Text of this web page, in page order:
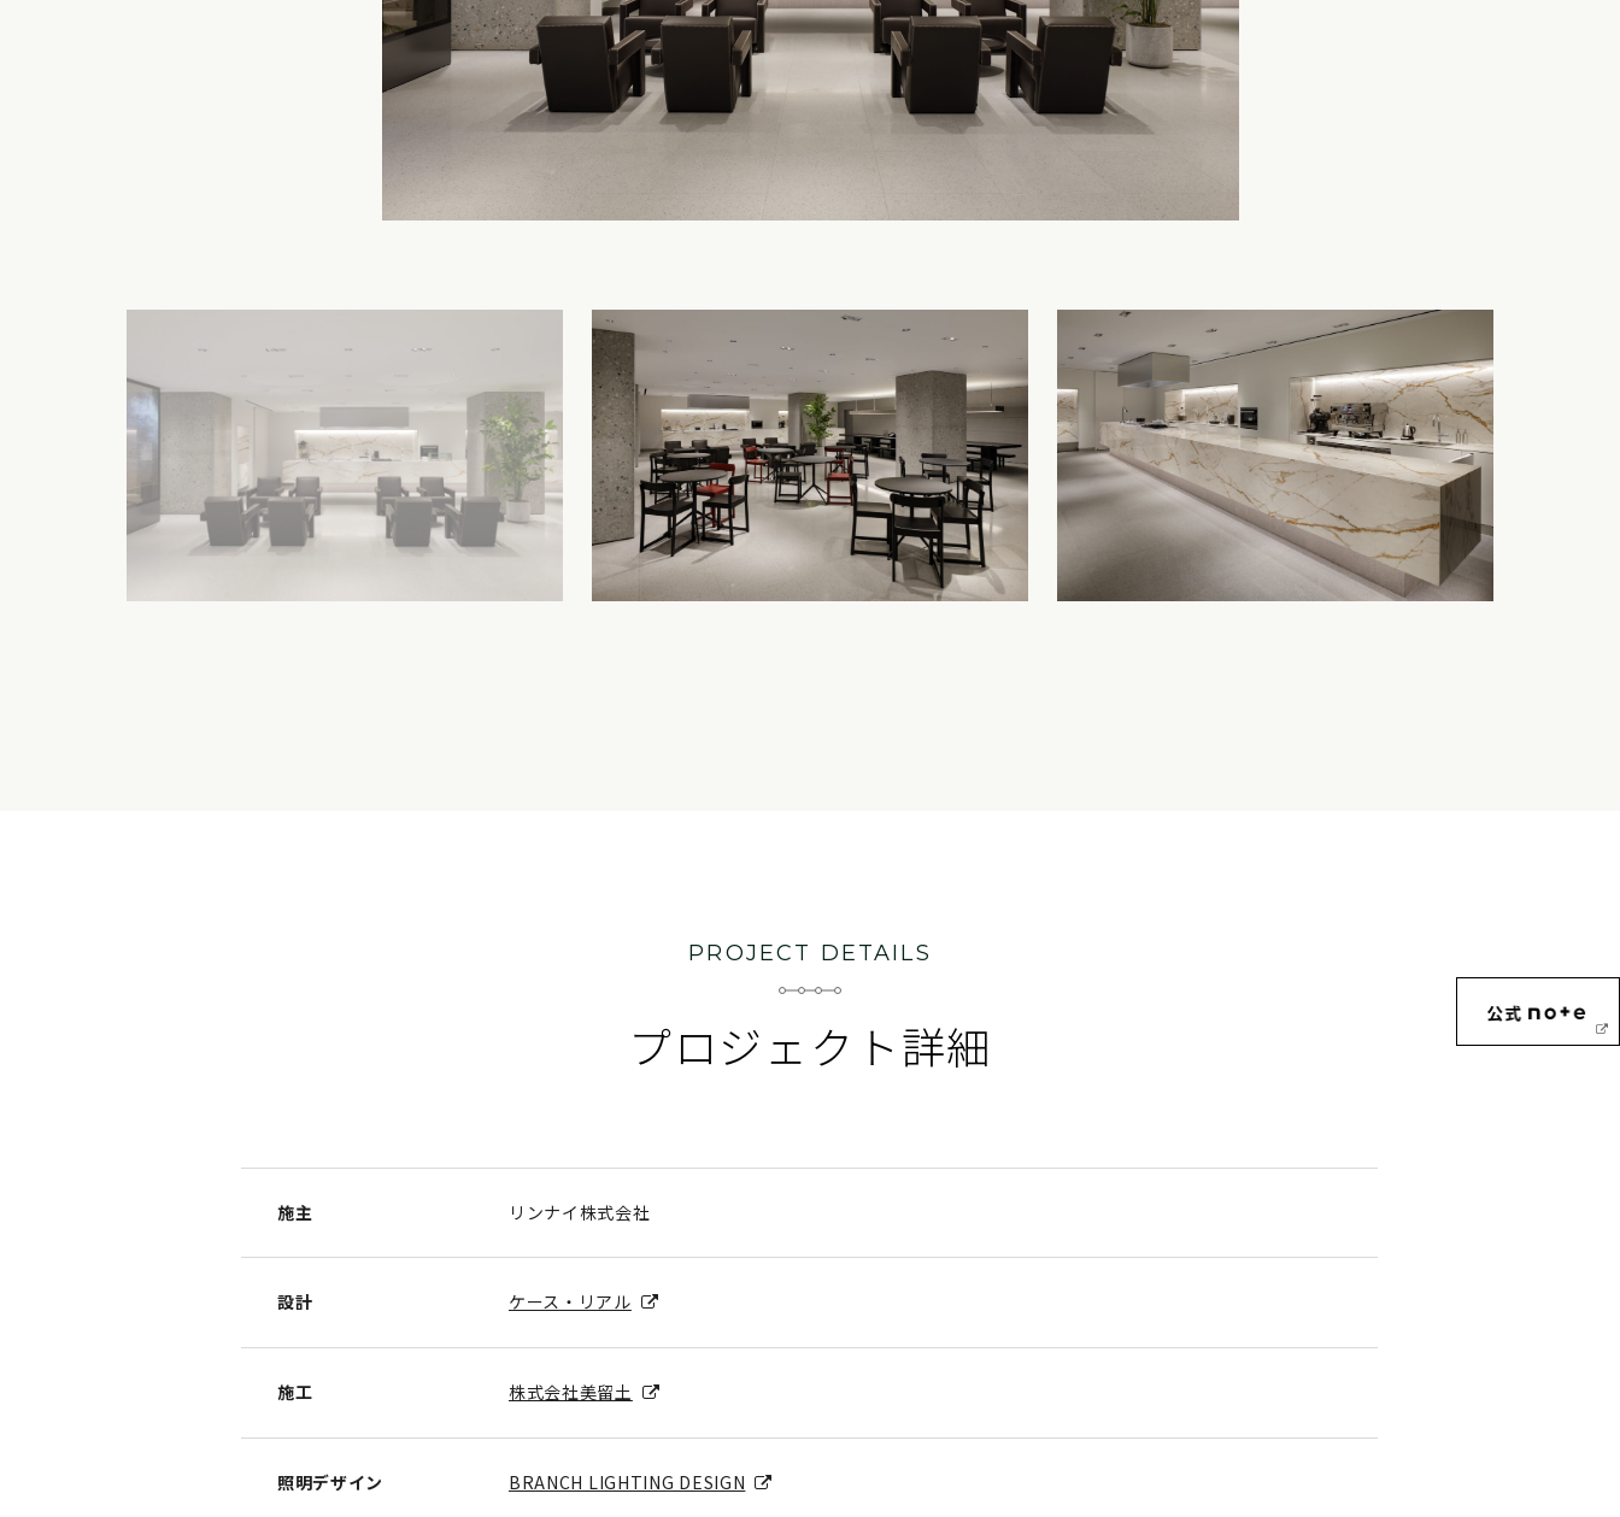
PROJECT DETAILS
プロジェクト詳細
施主 リンナイ株式会社
設計 ケース・リアル
施工 株式会社美留土
照明デザイン BRANCH LIGHTING DESIGN